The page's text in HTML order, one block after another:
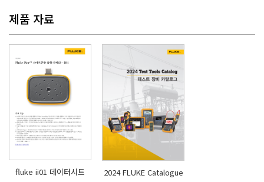
제품 자료
fluke ii01 데이터시트 2024 FLUKE Catalogue